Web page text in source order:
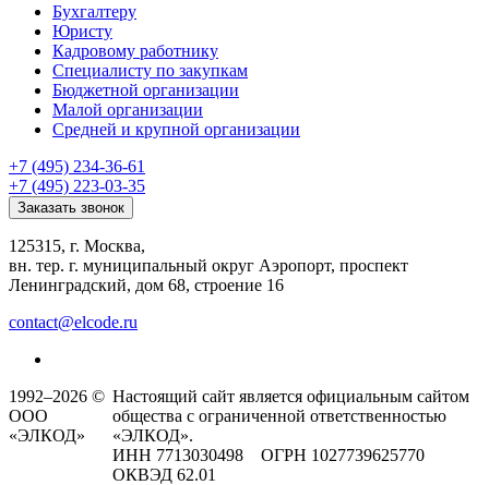
Бухгалтеру
Юристу
Кадровому работнику
Специалисту по закупкам
Бюджетной организации
Малой организации
Средней и крупной организации
+7 (495) 234-36-61
+7 (495) 223-03-35
Заказать звонок
125315, г. Москва,
вн. тер. г. муниципальный округ Аэропорт, проспект
Ленинградский, дом 68, строение 16
contact@elcode.ru
1992–2026 ©
ООО
«ЭЛКОД»
Настоящий сайт является официальным сайтом
общества с ограниченной ответственностью
«ЭЛКОД».
ИНН 7713030498 ОГРН 1027739625770
ОКВЭД 62.01